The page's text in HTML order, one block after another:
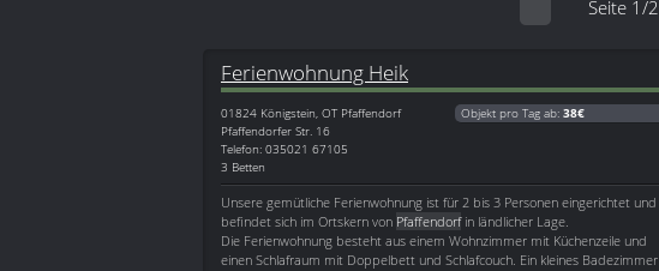
Seite 1/2
Ferienwohnung Heik
01824 Königstein, OT Pfaffendorf
Pfaffendorfer Str. 16
Telefon: 035021 67105
3 Betten
Objekt pro Tag ab: 38€
Unsere gemütliche Ferienwohnung ist für 2 bis 3 Personen eingerichtet und
befindet sich im Ortskern von Pfaffendorfin ländlicher Lage.
Die Ferienwohnung besteht aus einem Wohnzimmer mit Küchenzeile und
einen Schlafraum mit Doppelbett und Schlafcouch. Ein kleines Badezimmer